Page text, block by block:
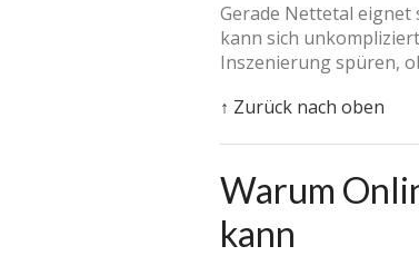
Gerade Nettetal eignet
kann sich
Inszenierung spüren,
↑ Zurück nach oben
Warum
kann